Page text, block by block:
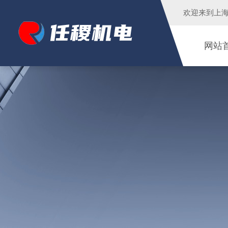
欢迎来到 上
网站